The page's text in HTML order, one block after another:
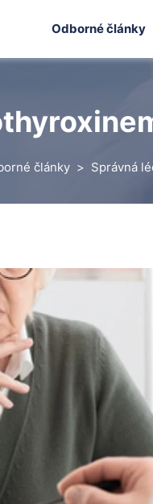
Odborné články
články Správná